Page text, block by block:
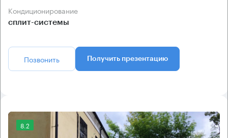
Кондиционирование
сплит-системы
Позвонить Получить презентацию
8.2